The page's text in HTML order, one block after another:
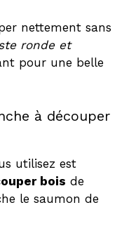
nettement sans
ronde et
pour une belle
à découper
utilisez est
bois de
le saumon de